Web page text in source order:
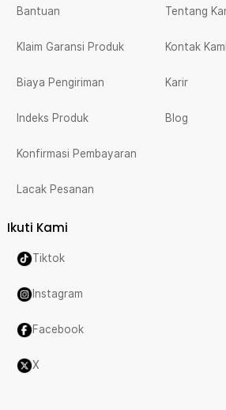
Bantuan
Klaim Garansi Produk
Biaya Pengiriman
Indeks Produk
Konfirmasi Pembayaran
Lacak Pesanan
Tentang
Kontak Kami
Karir
Blog
Ikuti Kami
Tiktok
Instagram
Facebook
X